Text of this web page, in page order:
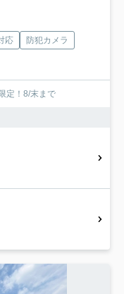
応
防犯カメラ
定！8/末まで